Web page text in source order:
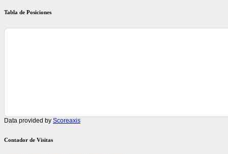
Tabla de Posiciones
Data provided by Scoreaxis
Contador de Visitas